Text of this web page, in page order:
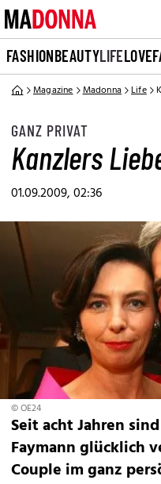
FASHIONBEAUTYLIFELOVE
Magazine Madonna Life
GANZ PRIVAT
Kanzlers
01.09.2009, 02:36
© OE24
Seit acht Jahren
Faymann glücklich
Couple im ganz